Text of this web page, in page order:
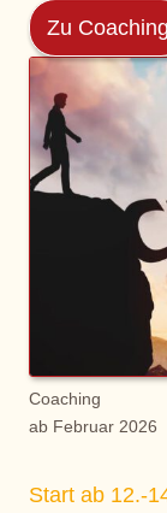
Zu Coaching
Coaching
ab Februar 2026
Start ab 12.-